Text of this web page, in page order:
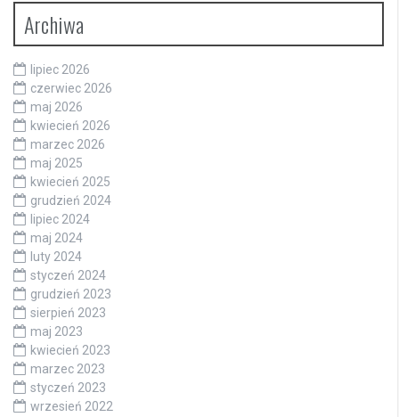
Archiwa
lipiec 2026
czerwiec 2026
maj 2026
kwiecień 2026
marzec 2026
maj 2025
kwiecień 2025
grudzień 2024
lipiec 2024
maj 2024
luty 2024
styczeń 2024
grudzień 2023
sierpień 2023
maj 2023
kwiecień 2023
marzec 2023
styczeń 2023
wrzesień 2022